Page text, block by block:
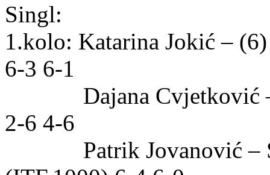
Singl:
1.kolo: Katarina Jokić –
6-3 6-1
Dajana Cvjetković –
2-6 4-6
Patrik Jovanović –